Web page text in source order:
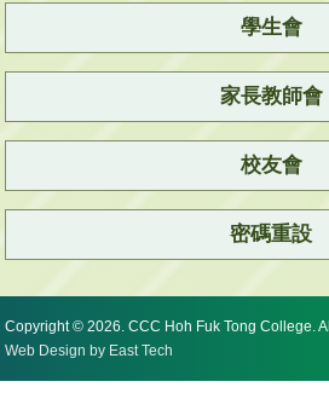
學生會
家長教師會
校友會
密碼重設
Copyright © 2026. CCC Hoh Fuk Tong College.
Web Design by East Tech